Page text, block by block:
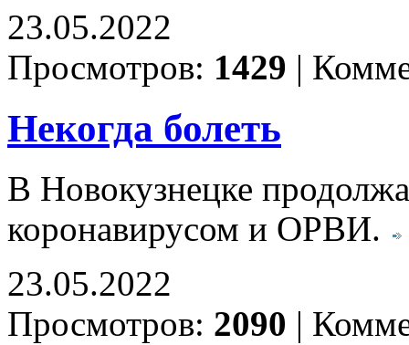
23.05.2022
Просмотров: 1429 |
Некогда болеть
В Новокузнецке
коронавирусом и ОРВИ.
23.05.2022
Просмотров: 2090 |